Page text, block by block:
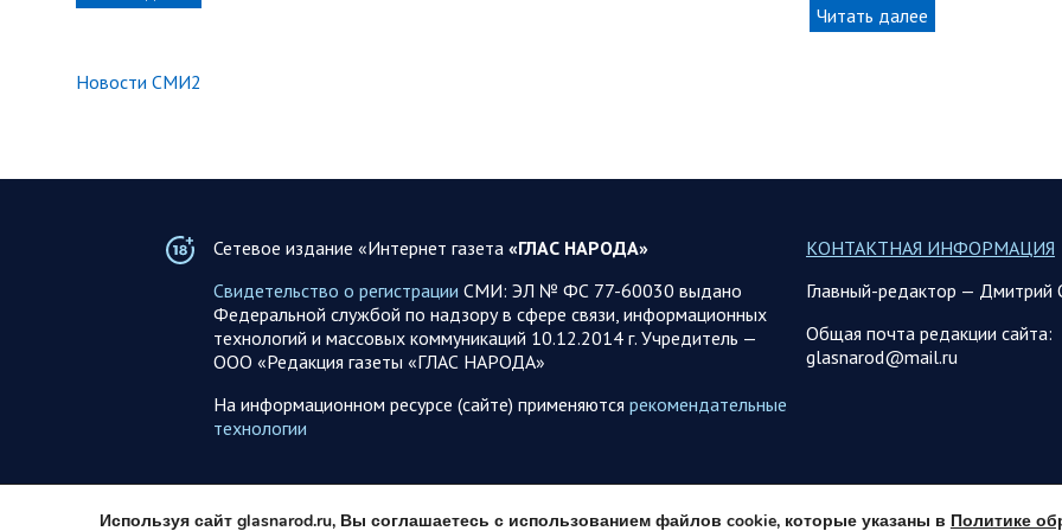
Читать далее
Новости СМИ2
Сетевое издание «Интернет газета «ГЛАС НАРОДА»
Свидетельство о регистрации СМИ: ЭЛ № ФС 77-60030 выдано
Федеральной службой по надзору в сфере связи, информационных
технологий и массовых коммуникаций 10.12.2014 г. Учредитель —
ООО «Редакция газеты «ГЛАС НАРОДА»
На информационном ресурсе (сайте) применяются рекомендательные
технологии
КОНТАКТНАЯ ИНФОРМАЦИЯ
Главный-редактор — Дмитрий
Общая почта редакции сайта:
glasnarod@mail.ru
Используя сайт glasnarod.ru, Вы соглашаетесь с использованием файлов cookie, которые указаны в Политике